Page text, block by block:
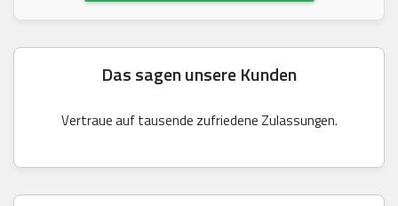
Das sagen unsere Kunden
Vertraue auf tausende zufriedene Zulassungen.